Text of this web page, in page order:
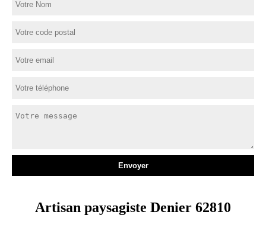
Artisan paysagiste Denier 62810